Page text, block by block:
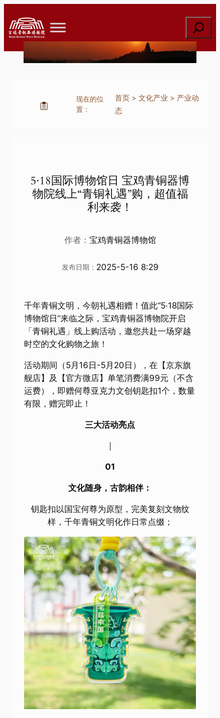
至
内
索
现在的位
置：
首页> 文化产业 > 产业动
态
5·18国际博物馆日 宝鸡青铜器博
物院线上“青铜礼遇”购，超值福
利来袭！
作者： 宝鸡青铜器博物馆
发布日期： 2025-5-16 8:29
千年青铜文明，今朝礼遇相赠！值此“5·18国际
博物馆日”来临之际，宝鸡青铜器博物院开启
「青铜礼遇」线上购活动，邀您共赴一场穿越
时空的文化购物之旅！
活动期间（5月16日-5月20日），在【京东旗
舰店】及【官方微店】单笔消费满99元（不含
运费），即赠何尊亚克力文创钥匙扣1个，数量
有限，赠完即止！
三大活动亮点
｜
01
文化随身，古韵相伴：
钥匙扣以国宝何尊为原型，完美复刻文物纹
样，千年青铜文明化作日常点缀；